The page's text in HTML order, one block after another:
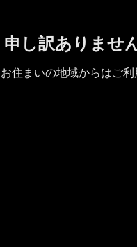
申し訳ありませ
住まいの地域からはご利